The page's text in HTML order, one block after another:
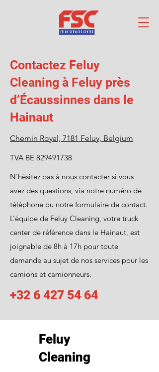
Contactez Feluy
Cleaning à Feluy près
d’Écaussinnes dans le
Hainaut
Chemin Royal, 7181 Feluy, Belgium
TVA BE 829491738
N'hésitez pas à nous contacter si vous
avez des questions, via notre numéro de
téléphone ou notre formulaire de contact.
L’équipe de Feluy Cleaning, votre truck
center de référence dans le Hainaut, est
joignable de 8h à 17h pour toute
demande au sujet de nos services pour les
camions et camionneurs.
+32 6 427 54 64
Feluy
Cleaning